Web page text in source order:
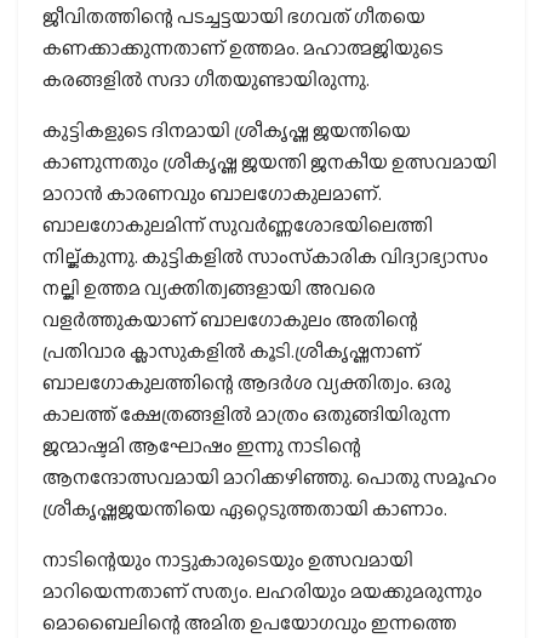
ജീവിതത്തിന്റെ പടച്ചട്ടയായി ഭഗവത് ഗീതയെ
കണക്കാക്കുന്നതാണ് ഉത്തമം. മഹാത്മജിയുടെ
കരങ്ങളിൽ സദാ ഗീതയുണ്ടായിരുന്നു.
കുട്ടികളുടെ ദിനമായി ശ്രീകൃഷ്ണ ജയന്തിയെ
കാണുന്നതും ശ്രീകൃഷ്ണ ജയന്തി ജനകീയ ഉത്സവമായി
മാറാൻ കാരണവും ബാലഗോകുലമാണ്.
ബാലഗോകുലമിന്ന് സുവർണ്ണശോഭയിലെത്തി
നില്ക്കുന്നു. കുട്ടികളിൽ സാംസ്‌കാരിക വിദ്യാഭ്യാസം
നല്കി ഉത്തമ വ്യക്തിത്വങ്ങളായി അവരെ
വളർത്തുകയാണ് ബാലഗോകുലം അതിന്റെ
പ്രതിവാര ക്ലാസുകളിൽ കൂടി.ശ്രീകൃഷ്ണനാണ്
ബാലഗോകുലത്തിന്റെ ആദർശ വ്യക്തിത്വം. ഒരു
കാലത്ത് ക്ഷേത്രങ്ങളിൽ മാത്രം ഒതുങ്ങിയിരുന്ന
ജന്മാഷ്ടമി ആഘോഷം ഇന്നു നാടിന്റെ
ആനന്ദോത്സവമായി മാറിക്കഴിഞ്ഞു. പൊതു സമൂഹം
ശ്രീകൃഷ്ണജയന്തിയെ ഏറ്റെടുത്തതായി കാണാം.
നാടിന്റെയും നാട്ടുകാരുടെയും ഉത്സവമായി
മാറിയെന്നതാണ് സത്യം. ലഹരിയും മയക്കുമരുന്നും
മൊബൈലിന്റെ അമിത ഉപയോഗവും ഇന്നത്തെ